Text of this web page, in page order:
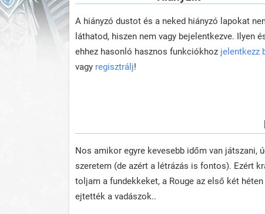
A hiányzó dustot és a neked hiányzó lapokat
láthatod, hiszen nem vagy bejelentkezve. Ilyen
ehhez hasonló hasznos funkciókhoz jelentkezz
vagy regisztrálj!
Nos amikor egyre kevesebb időm van játszani,
szeretem (de azért a létrázás is fontos). Ezért
toljam a fundekkeket, a Rouge az első két
ejtették a vadászok..